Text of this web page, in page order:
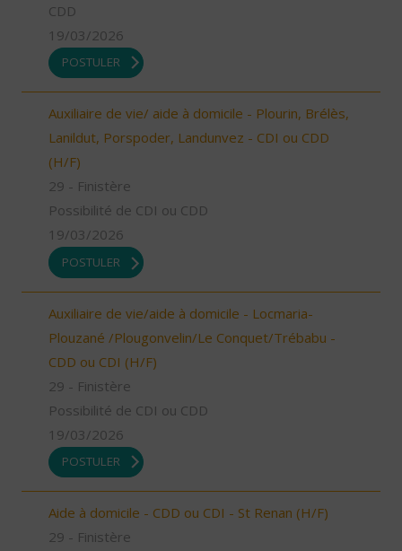
CDD
19/03/2026
POSTULER
Auxiliaire de vie/ aide à domicile - Plourin, Brélès,
Lanildut, Porspoder, Landunvez - CDI ou CDD
(H/F)
29 - Finistère
Possibilité de CDI ou CDD
19/03/2026
POSTULER
Auxiliaire de vie/aide à domicile - Locmaria-
Plouzané /Plougonvelin/Le Conquet/Trébabu -
CDD ou CDI (H/F)
29 - Finistère
Possibilité de CDI ou CDD
19/03/2026
POSTULER
Aide à domicile - CDD ou CDI - St Renan (H/F)
29 - Finistère